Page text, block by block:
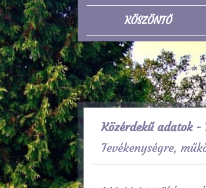
KÖSZÖNTŐ
Közérdekű adatok -
Tevékenységre,